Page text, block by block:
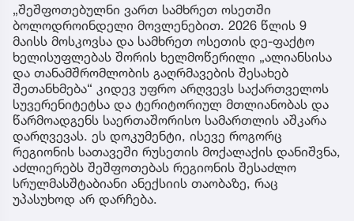
„შეშფოთებულნი ვართ სამხრეთ ოსეთში
ბოლოდროინდელი მოვლენებით. 2026 წლის 9
მაისს მოსკოვსა და სამხრეთ ოსეთის დე-ფაქტო
ხელისუფლებას შორის ხელმოწერილი „ალიანსისა
და თანამშრომლობის გაღრმავების შესახებ
შეთანხმება“ კიდევ უფრო არღვევს საქართველოს
სუვერენიტეტსა და ტერიტორიულ მთლიანობას და
წარმოადგენს საერთაშორისო სამართლის აშკარა
დარღვევას. ეს დოკუმენტი, ისევე როგორც
რეგიონის სათავეში რუსეთის მოქალაქის დანიშვნა,
აძლიერებს შეშფოთებას რეგიონის შესაძლო
სრულმასშტაბიანი ანექსიის თაობაზე, რაც
უპასუხოდ არ დარჩება.